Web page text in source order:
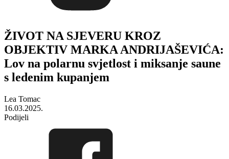
ŽIVOT NA SJEVERU KROZ
OBJEKTIV MARKA ANDRIJAŠEVIĆA:
Lov na polarnu svjetlost i miksanje saune
s ledenim kupanjem
Lea Tomac
16.03.2025.
Podijeli